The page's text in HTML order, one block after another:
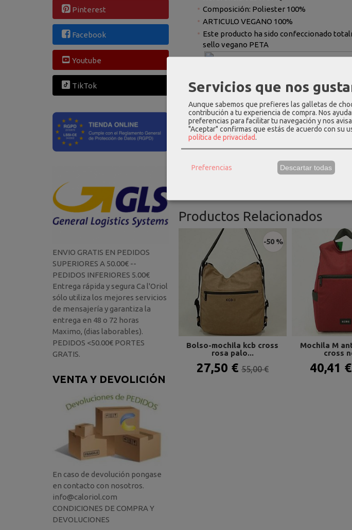
Pinterest
Facebook
Youtube
TikTok
ENVIO GRATIS EN PEDIDOS
SUPERIORES A 50.00€ --
PEDIDOS INFERIORES 5.00€
Entrega rápida y segura Ca l'Oriol
sólo utiliza los mejores servicios
de mensajería y garantiza la
entrega en 48 o 72 horas
Maximo, (dias laborables).
PEDIDOS <50.00€ PORTES
GRATIS.
VENTA Y DEVOLICIÓN
En caso de devolución pongase
en contacto con nosotros.
info@caloriol.com
CONDICIONES DE COMPRA Y
DEVOLUCIONES
Composición: Poliester 100%
ARTICULO VEGANO 100%
Este producto ha sido confeccionado
sello vegano PETA
Productos Relacionados
-50 %
Bolso-mochila kcb cross
rosa palo...
27,50 € 55,00 €
Mochila M
cross
40,41 €
Servicios que nos
Aunque sabemos que prefieres las galletas de
contribución a tu experiencia de compra. Nos
preferencias para facilitar tu navegación y nos
"Aceptar" confirmas que estás de acuerdo con su
política de privacidad.
Preferencias Descartar todas